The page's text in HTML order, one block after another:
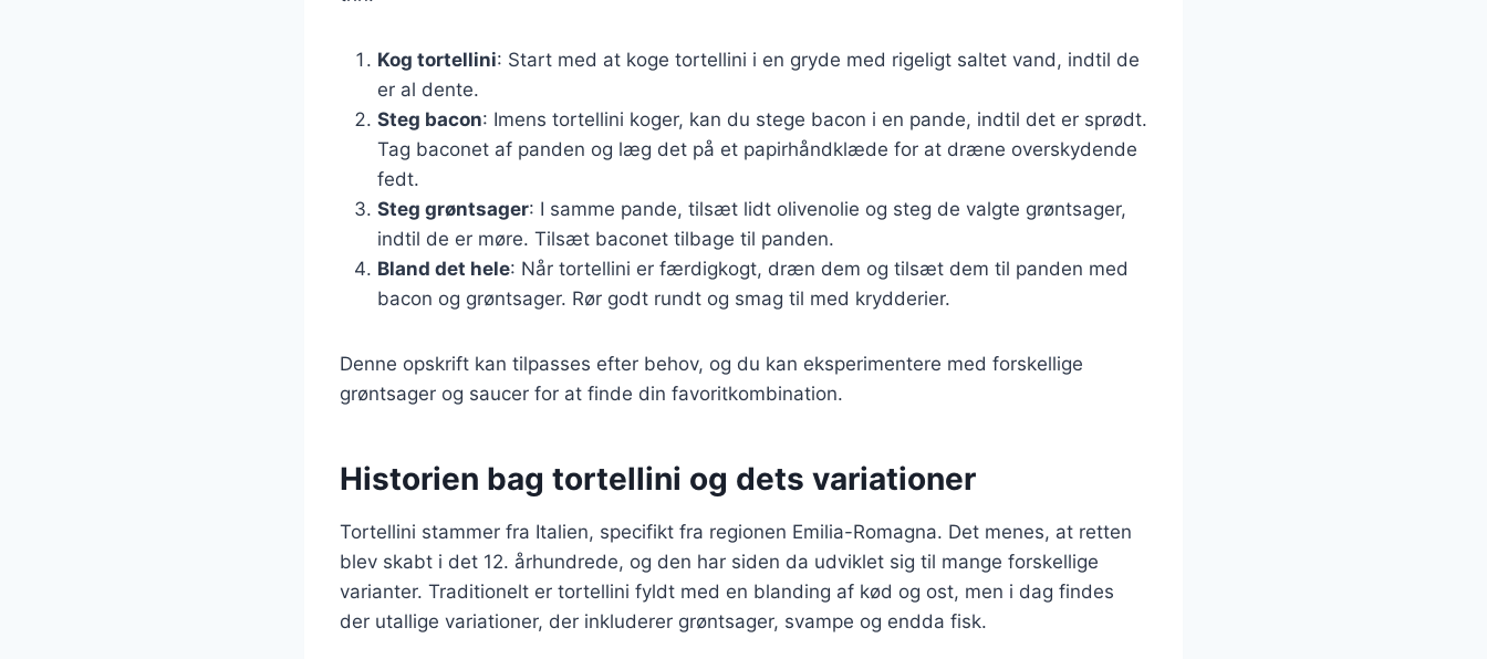
Kog tortellini: Start med at koge tortellini i en gryde med rigeligt saltet vand, indtil de
er al dente.
Steg bacon: Imens tortellini koger, kan du stege bacon i en pande, indtil det er sprødt.
Tag baconet af panden og læg det på et papirhåndklæde for at dræne overskydende
fedt.
Steg grøntsager: I samme pande, tilsæt lidt olivenolie og steg de valgte grøntsager,
indtil de er møre. Tilsæt baconet tilbage til panden.
Bland det hele: Når tortellini er færdigkogt, dræn dem og tilsæt dem til panden med
bacon og grøntsager. Rør godt rundt og smag til med krydderier.
Denne opskrift kan tilpasses efter behov, og du kan eksperimentere med forskellige
grøntsager og saucer for at finde din favoritkombination.
Historien bag tortellini og dets variationer
Tortellini stammer fra Italien, specifikt fra regionen Emilia-Romagna. Det menes, at retten
blev skabt i det 12. århundrede, og den har siden da udviklet sig til mange forskellige
varianter. Traditionelt er tortellini fyldt med en blanding af kød og ost, men i dag findes
der utallige variationer, der inkluderer grøntsager, svampe og endda fisk.